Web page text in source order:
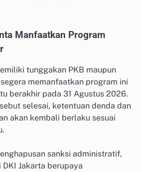
Manfaatkan Program
tunggakan PKB maupun
memanfaatkan program ini
berakhir pada 31 Agustus 2026.
selesai, ketentuan denda dan
akan kembali berlaku sesuai
sanksi administratif,
DKI Jakarta berupaya